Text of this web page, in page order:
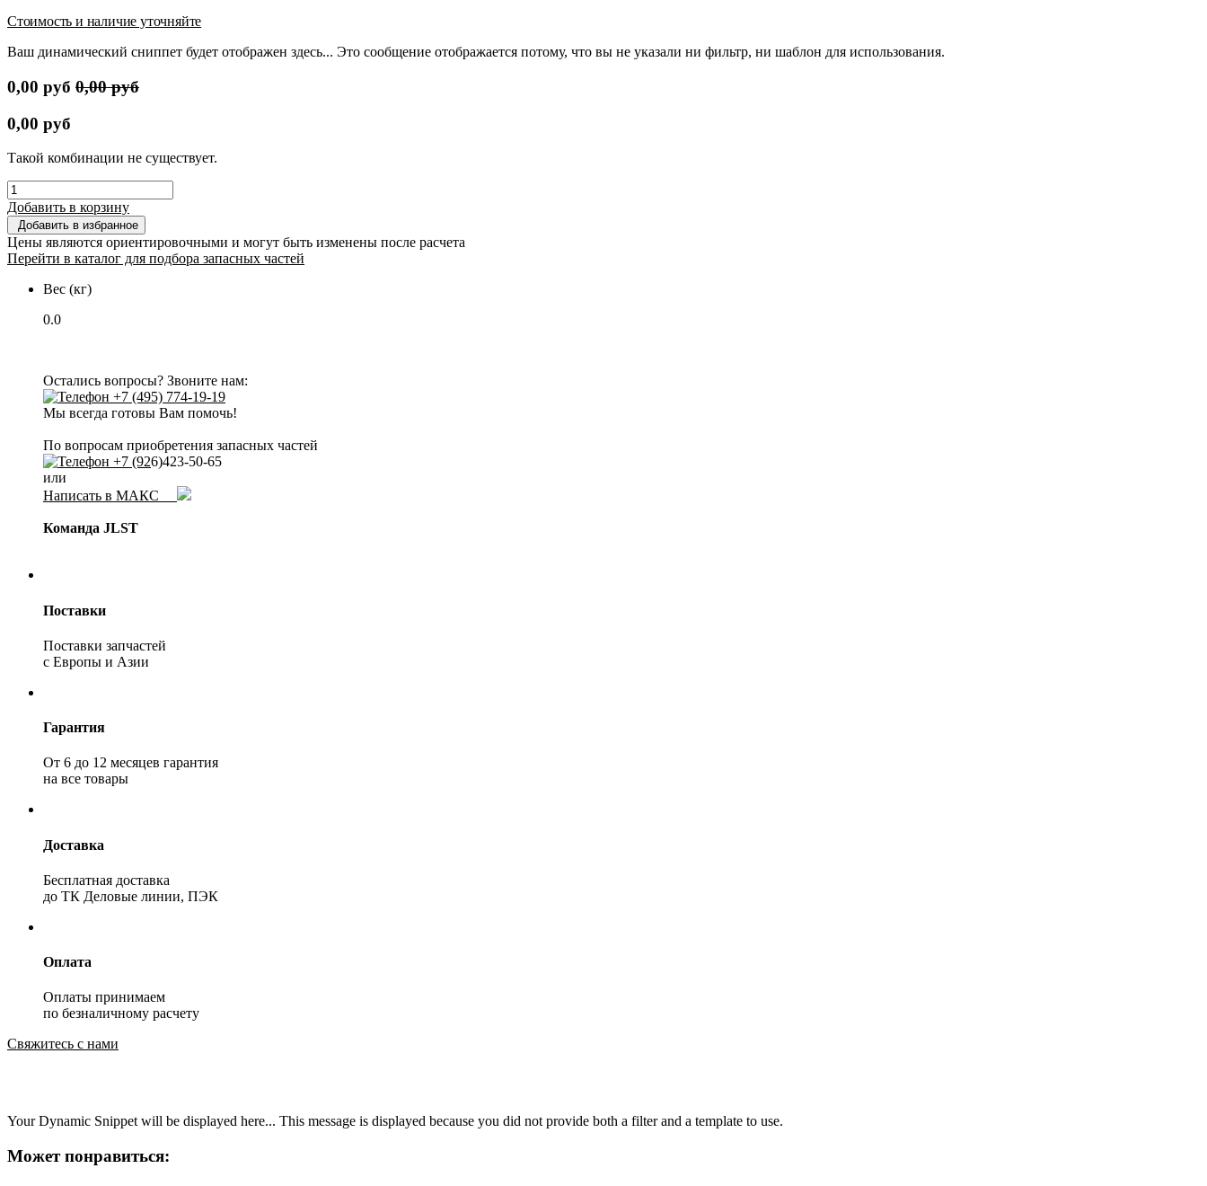
Стоимость и наличие уточняйте
Ваш динамический сниппет будет отображен здесь... Это сообщение отображается потому, что вы не указали ни фильтр, ни шаблон для использования.
0,00 руб 0,00руб
0,00 руб
Такой комбинации не существует.
Добавить в корзину
Добавить в избранное
Цены являются ориентировочными и могут быть изменены после расчета
Перейти в каталог для подбора запасных частей
Вес (кг)
0.0
Остались вопросы? Звоните нам:
+7 (495) 774-19-19
Мы всегда готовы Вам помочь!
По вопросам приобретения запасных частей
+7 (926)423-50-65
или
Написать в МАКС
Команда JLST
Поставки
Поставки запчастей
с Европы и Азии
Гарантия
От 6 до 12 месяцев гарантия
на все товары
Доставка
Бесплатная доставка
до ТК Деловые линии, ПЭК
Оплата
Оплаты принимаем
по безналичному расчету
Свяжитесь с нами
Your Dynamic Snippet will be displayed here... This message is displayed because you did not provide both a filter and a template to use.
Может понравиться: